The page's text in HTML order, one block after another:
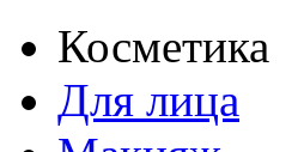
Косметика
Для лица